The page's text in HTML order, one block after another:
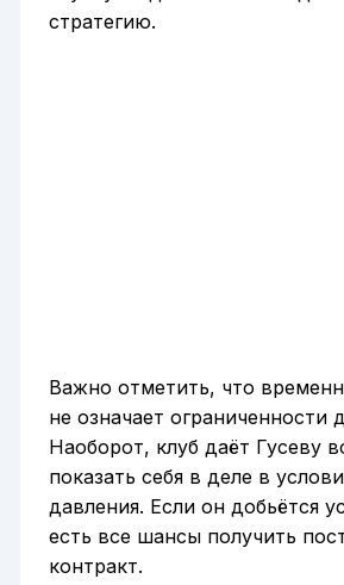
стратегию.
Важно отметить, что
не означает ограниченности
Наоборот, клуб даёт Гусеву
показать себя в деле в
давления. Если он добьётся
есть все шансы получить
контракт.